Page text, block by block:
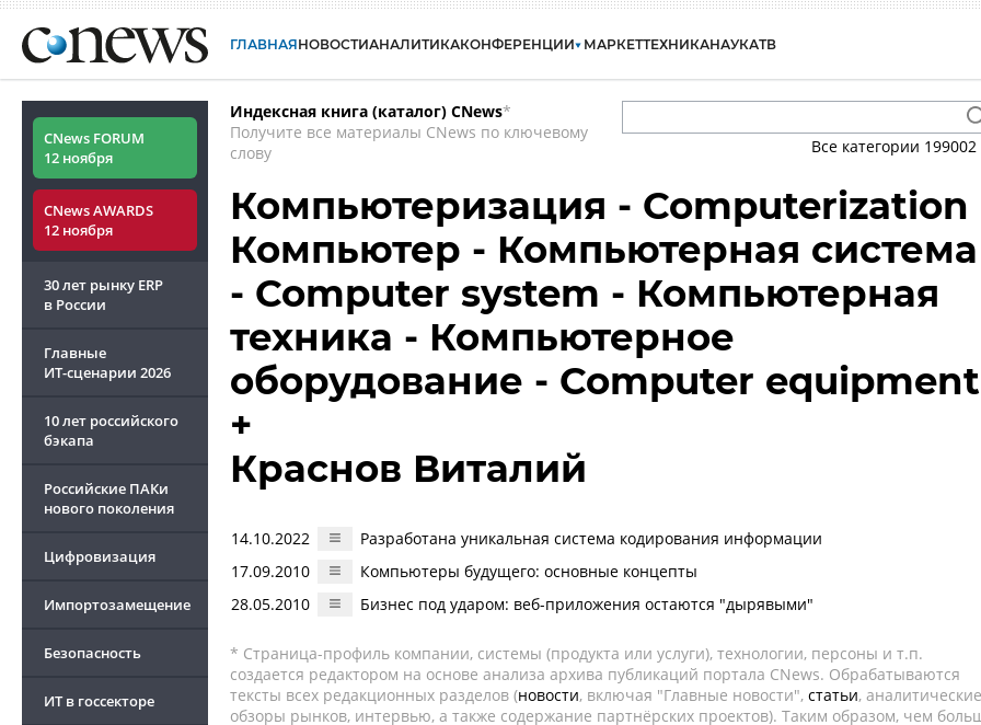
ГЛАВНАЯНОВОСТИАНАЛИТИКАКОНФЕРЕНЦИИ МАРКЕТТЕХНИКАНАУКАТВ
CNews FORUM
12 ноября
CNews AWARDS
12 ноября
30 лет рынку ERP
в России
Главные
ИТ-сценарии 2026
10 лет российского
бэкапа
Российские ПАКи
нового поколения
Цифровизация
Импортозамещение
Безопасность
ИТ в госсекторе
Индексная книга (каталог) CNews*
Получите все материалы CNews по ключевому
слову
Все категории 199002
Компьютеризация - Computerization
Компьютер - Компьютерная система
- Computer system - Компьютерная
техника - Компьютерное
оборудование - Computer equipment
+
Краснов Виталий
14.10.2022
Разработана уникальная система кодирования информации
17.09.2010
Компьютеры будущего: основные концепты
28.05.2010
Бизнес под ударом: веб-приложения остаются "дырявыми"
* Страница-профиль компании, системы (продукта или услуги), технологии, персоны и т.п.
создается редактором на основе анализа архива публикаций портала CNews. Обрабатываются
тексты всех редакционных разделов (новости, включая "Главные новости", статьи, аналитические
обзоры рынков, интервью, а также содержание партнёрских проектов). Таким образом, чем